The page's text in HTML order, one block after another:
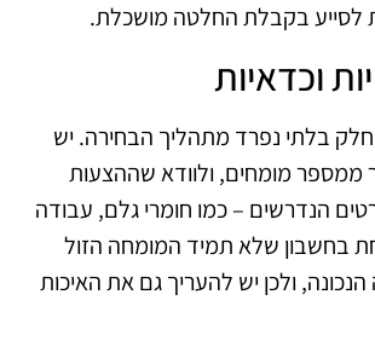
לסייע בקבלת החלטה מושכלת.
וכדאיות
חלק בלתי נפרד מתהליך הבחירה. יש
ממספר מומחים, ולוודא שההצעות
הנדרשים – כמו חומרי גלם, עבודה
בחשבון שלא תמיד המומחה הזול
ולכן יש להעריך גם את האיכות